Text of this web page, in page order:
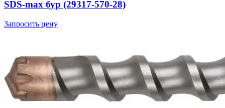
SDS-max бур (29317-570-28)
Запросить цену